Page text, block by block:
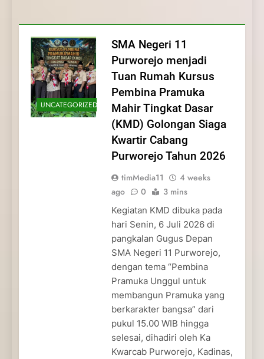
dan Pengabdian Generasi
Pramuka
Pramuka
Kepedulian
UNCATEGORIZED
SMA Negeri 11
Purworejo menjadi
Tuan Rumah Kursus
Pembina Pramuka
Mahir Tingkat Dasar
(KMD) Golongan Siaga
Kwartir Cabang
Purworejo Tahun 2026
timMedia11
4 weeks
ago
0 3 mins
Kegiatan KMD dibuka pada
hari Senin, 6 Juli 2026 di
pangkalan Gugus Depan
SMA Negeri 11 Purworejo,
dengan tema “Pembina
Pramuka Unggul untuk
membangun Pramuka yang
berkarakter bangsa” dari
pukul 15.00 WIB hingga
selesai, dihadiri oleh Ka
Kwarcab Purworejo, Kadinas,